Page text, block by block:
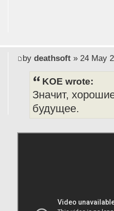
by deathsoft» 24 May
KOE wrote:
Значит,
будущее.